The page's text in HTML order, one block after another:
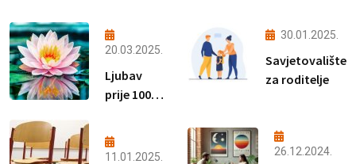
20.03.2025.
Ljubav
prije 100
30.01.2025.
Savjetovalište
za roditelje
11.01.2025. 26.12.2024.